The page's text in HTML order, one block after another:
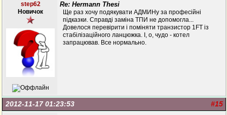
step62
Новичок
Re: Hermann Thesi
Ще раз хочу подякувати АДМИНу за професійні
підказки. Справді заміна ТПИ не допомогла...
Довелося перевірити і поміняти транзистор 1FT із
стабілізаційного ланцюжка. І, о, чудо - котел
запрацював. Все нормально.
#15
2012-11-17 01:23:53